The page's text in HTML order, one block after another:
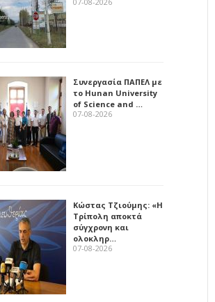
Συνεργασία ΠΑΠΕΛ με
το Hunan University
of Science and …
07-08-2026
Κώστας Τζιούμης: «Η
Τρίπολη αποκτά
σύγχρονη και
ολοκληρ…
07-08-2026